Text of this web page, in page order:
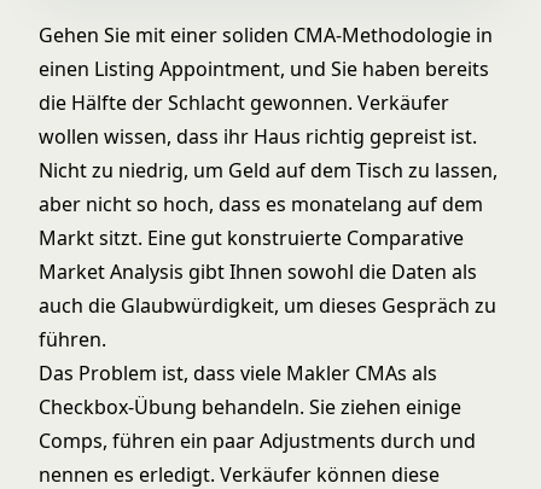
Gehen Sie mit einer soliden CMA-Methodologie in
einen Listing Appointment, und Sie haben bereits
die Hälfte der Schlacht gewonnen. Verkäufer
wollen wissen, dass ihr Haus richtig gepreist ist.
Nicht zu niedrig, um Geld auf dem Tisch zu lassen,
aber nicht so hoch, dass es monatelang auf dem
Markt sitzt. Eine gut konstruierte Comparative
Market Analysis gibt Ihnen sowohl die Daten als
auch die Glaubwürdigkeit, um dieses Gespräch zu
führen.
Das Problem ist, dass viele Makler CMAs als
Checkbox-Übung behandeln. Sie ziehen einige
Comps, führen ein paar Adjustments durch und
nennen es erledigt. Verkäufer können diese